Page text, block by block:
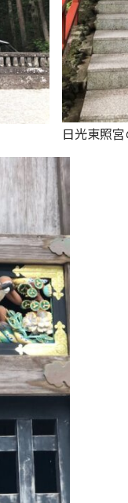
日光東照宮